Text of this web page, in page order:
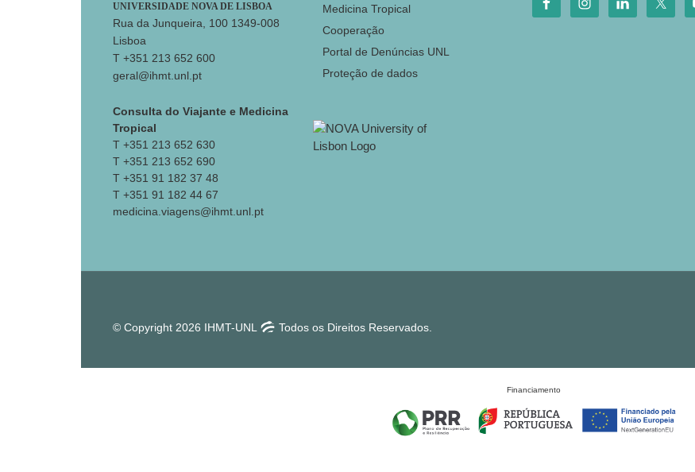
UNIVERSIDADE NOVA DE LISBOA
Rua da Junqueira, 100 1349-008
Lisboa
T +351 213 652 600
geral@ihmt.unl.pt
Consulta do Viajante e Medicina
Tropical
T +351 213 652 630
T +351 213 652 690
T +351 91 182 37 48
T +351 91 182 44 67
medicina.viagens@ihmt.unl.pt
Medicina Tropical
Cooperação
Portal de Denúncias UNL
Proteção de dados
© Copyright 2026 IHMT-UNL Todos os Direitos Reservados.
Financiamento